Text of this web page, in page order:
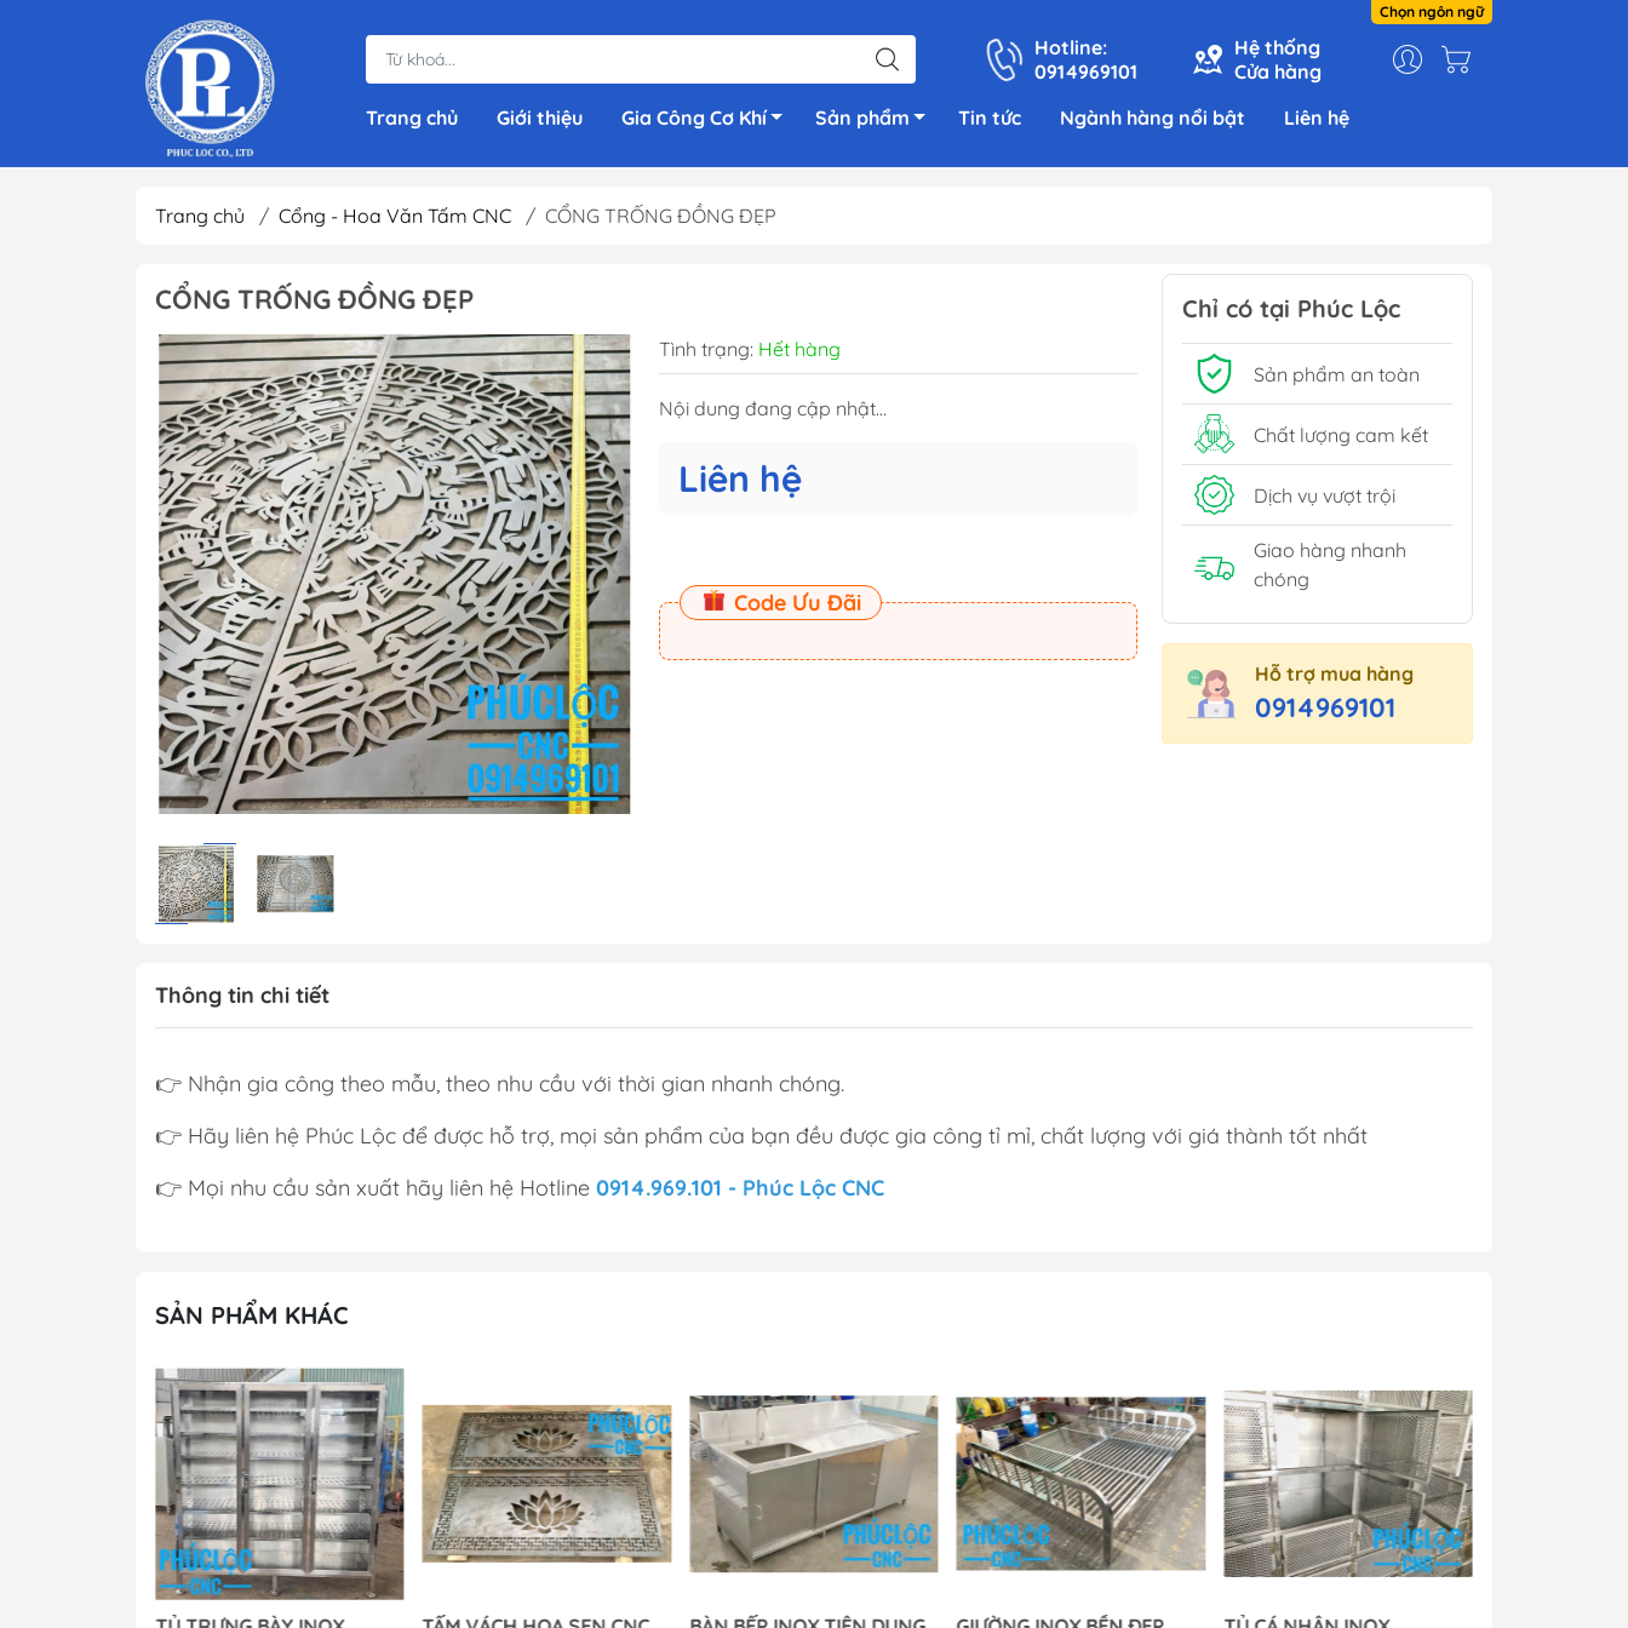
Chọn ngôn ngữ
Hotline:
0914969101
Hệ thống
Cửa hàng
Trang chủ
Giới thiệu Gia Công Cơ Khí Sản phẩm Tin tức Ngành hàng nổi bật Liên hệ
Trang chủ / Cổng - Hoa Văn Tấm CNC / CỔNG TRỐNG ĐỒNG ĐẸP
CỔNG TRỐNG ĐỒNG ĐẸP
Tình trạng: Hết hàng
Nội dung đang cập nhật...
Liên hệ
Code Ưu Đãi
Chỉ có tại Phúc Lộc
Sản phẩm an toàn
Chất lượng cam kết
Dịch vụ vượt trội
Giao hàng nhanh
chóng
Hỗ trợ mua hàng
0914969101
Thông tin chi tiết
👉 Nhận gia công theo mẫu, theo nhu cầu với thời gian nhanh chóng.
👉 Hãy liên hệ Phúc Lộc để được hỗ trợ, mọi sản phẩm của bạn đều được gia công tỉ mỉ, chất lượng với giá thành tốt nhất
👉 Mọi nhu cầu sản xuất hãy liên hệ Hotline 0914.969.101 - Phúc Lộc CNC
SẢN PHẨM KHÁC